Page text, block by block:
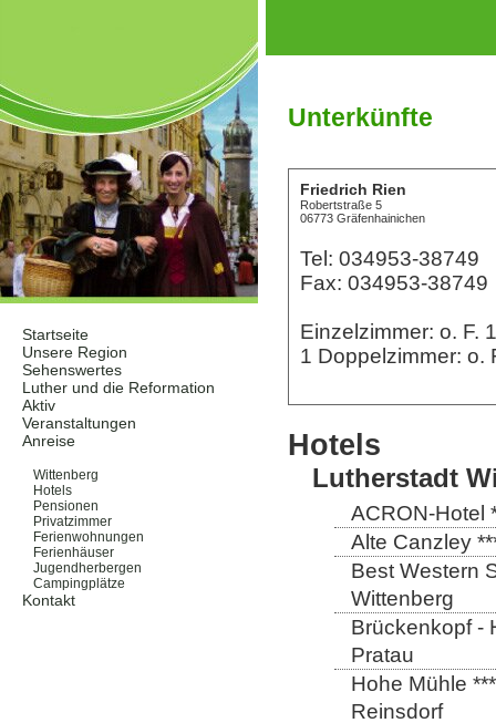
Startseite
Unsere Region
Sehenswertes
Luther und die Reformation
Aktiv
Veranstaltungen
Anreise
Wittenberg
Hotels
Pensionen
Privatzimmer
Ferienwohnungen
Ferienhäuser
Jugendherbergen
Campingplätze
Kontakt
Unterkünfte
Friedrich Rien
Robertstraße 5
06773 Gräfenhainichen
Tel: 034953-38749
Fax: 034953-38749
Einzelzimmer: o. F.
1 Doppelzimmer: o.
Hotels
Lutherstadt
ACRON-Hotel
Alte Canzley
Best Western
Wittenberg
Brückenkopf -
Pratau
Hohe Mühle
Reinsdorf